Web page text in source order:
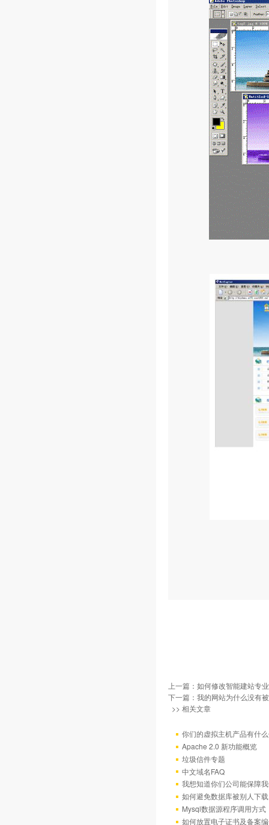
上一篇： 如何修改智能建站专
下一篇： 我的网站为什么没有
>> 相关文章
你们的虚拟主机产品有什
Apache 2.0 新功能概览
垃圾信件专题
中文域名FAQ
我想知道你们公司能保障
如何避免数据库被别人下
Mysql数据源程序调用方
如何放置电子证书及备案